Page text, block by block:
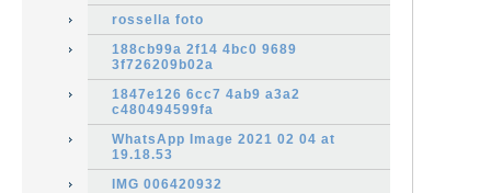
rossella foto
188cb99a 2f14 4bc0 9689
3f726209b02a
1847e126 6cc7 4ab9 a3a2
c480494599fa
WhatsApp Image 2021 02 04 at
19.18.53
IMG 006420932